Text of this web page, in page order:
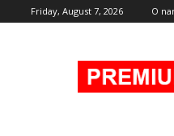
Friday, August 7, 2026 O
Novine